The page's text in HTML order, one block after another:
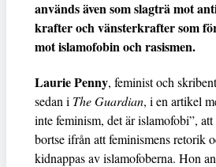
används även som slagträ mot
krafter och vänsterkrafter som
mot islamofobin och rasismen.
Laurie Penny, feminist och
sedan i The Guardian, i en artikel
inte feminism, det är islamofobi”,
bortse ifrån att feminismens retorik
kidnappas av islamofoberna. Hon